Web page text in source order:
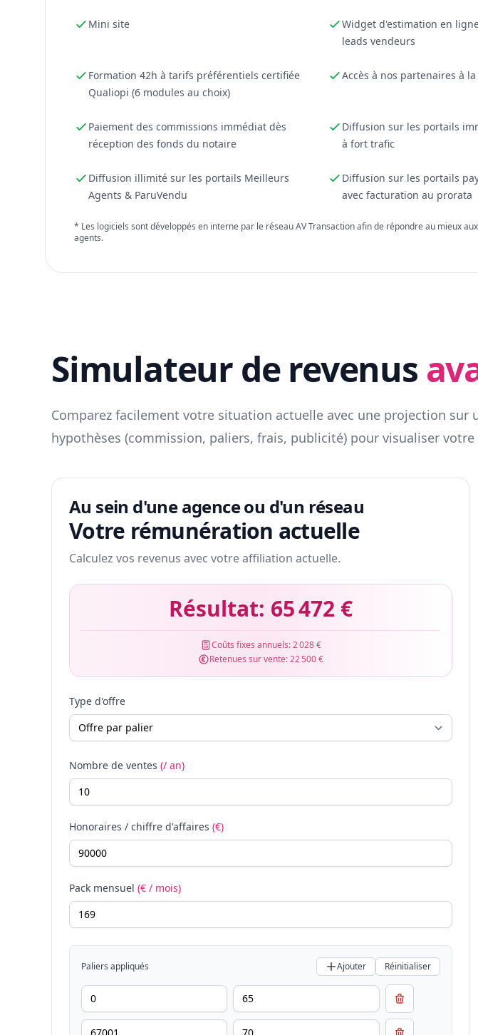
Mini site
Widget d'estimation en
leads vendeurs
Formation 42h à tarifs préférentiels certifiée
Qualiopi (6 modules au choix)
Accès à nos partenaires à
Paiement des commissions immédiat dès
réception des fonds du notaire
Diffusion sur les portails
à fort trafic
Diffusion illimité sur les portails Meilleurs
Agents & ParuVendu
Diffusion sur les portails
avec facturation au prorata
* Les logiciels sont développés en interne par le réseau AV Transaction afin de répondre au mieux
agents.
Simulateur de revenus
Comparez facilement votre situation actuelle avec une projection sur
hypothèses (commission, paliers, frais, publicité) pour visualiser
Au sein d'une agence ou d'un réseau
Votre rémunération actuelle
Calculez vos revenus avec votre affiliation actuelle.
Résultat: 65 472 €
Coûts fixes annuels:2 028 €
Retenues sur vente:22 500 €
Type d'offre
Nombre de ventes (/ an)
Honoraires / chiffre d'affaires (€)
Pack mensuel (€ / mois)
Paliers appliqués Ajouter Réinitialiser